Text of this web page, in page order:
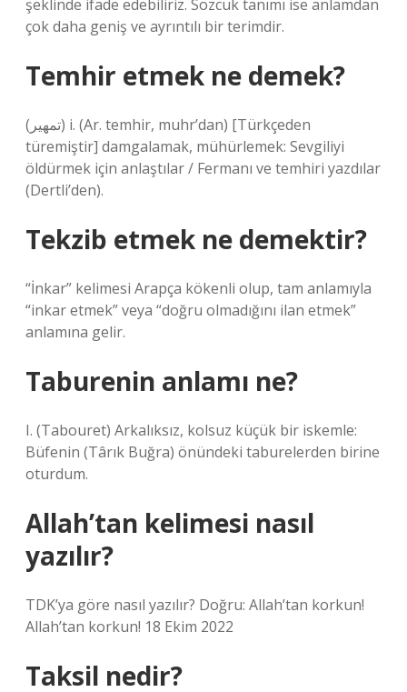
şeklinde ifade edebiliriz. Sözcük tanımı ise anlamdan
çok daha geniş ve ayrıntılı bir terimdir.
Temhir etmek ne demek?
(ﺗﻤﻬﻴﺮ) i. (Ar. temhіr, muhr’dan) [Türkçeden
türemiştir] damgalamak, mühürlemek: Sevgiliyi
öldürmek için anlaştılar / Fermanı ve temhiri yazdılar
(Dertli’den).
Tekzib etmek ne demektir?
“İnkar” kelimesi Arapça kökenli olup, tam anlamıyla
“inkar etmek” veya “doğru olmadığını ilan etmek”
anlamına gelir.
Taburenin anlamı ne?
I. (Tabouret) Arkalıksız, kolsuz küçük bir iskemle:
Büfenin (Târık Buğra) önündeki taburelerden birine
oturdum.
Allah’tan kelimesi nasıl
yazılır?
TDK’ya göre nasıl yazılır? Doğru: Allah’tan korkun!
Allah’tan korkun! 18 Ekim 2022
Taksil nedir?